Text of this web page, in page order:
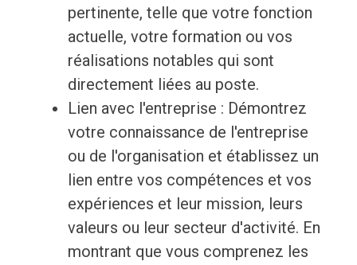
pertinente, telle que votre fonction
actuelle, votre formation ou vos
réalisations notables qui sont
directement liées au poste.
Lien avec l'entreprise : Démontrez
votre connaissance de l'entreprise
ou de l'organisation et établissez un
lien entre vos compétences et vos
expériences et leur mission, leurs
valeurs ou leur secteur d'activité. En
montrant que vous comprenez les